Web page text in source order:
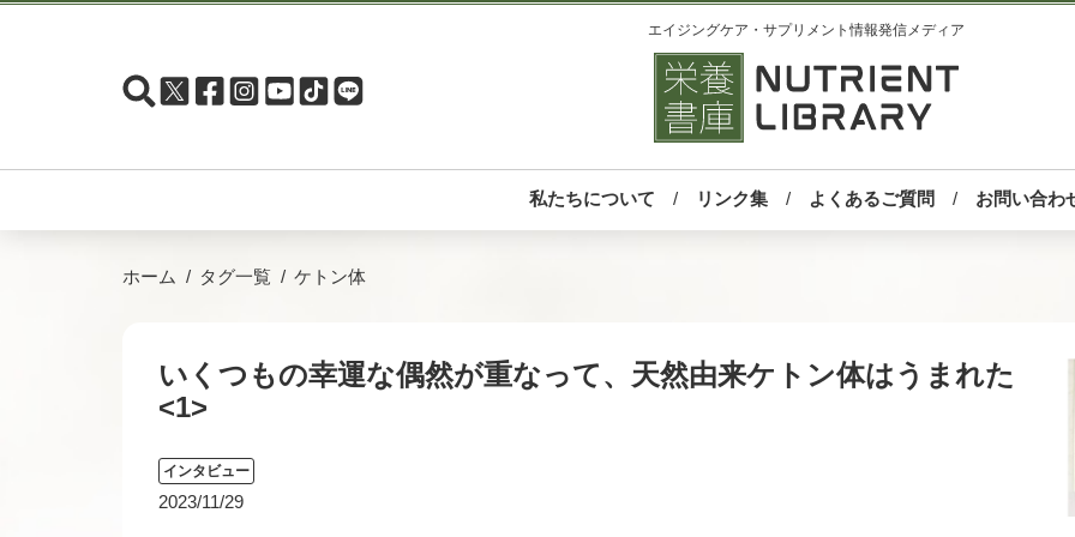
エイジングケア・サプリメント情報発信メディア
私たちについて リンク集 よくあるご質問 お問い合わ
ホーム タグ一覧 ケトン体
いくつもの幸運な偶然が重なって、天然由来ケトン体はうまれた
<1>
インタビュー
2023/11/29